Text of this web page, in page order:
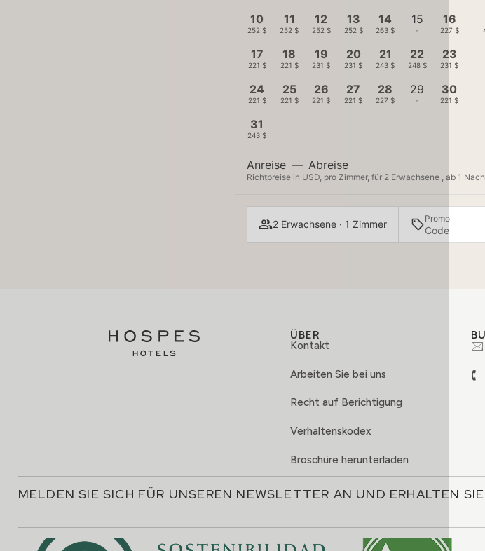
10
252 $
11
252 $
12
252 $
13
252 $
14
263 $
15
-
16
227 $
17
221 $
18
221 $
19
231 $
20
231 $
21
243 $
22
248 $
23
231 $
24
221 $
25
221 $
26
221 $
27
221 $
28
227 $
29
-
30
221 $
31
243 $
Anreise — Abreise
Richtpreise in USD, pro Zimmer, für 2 Erwachsene , ab 1
2 Erwachsene · 1 Zimmer Promo
ÜBER
Kontakt
Arbeiten Sie bei uns
Recht auf Berichtigung
Verhaltenskodex
Broschüre herunterladen
MELDEN SIE SICH FÜR UNSEREN NEWSLETTER AN UND ERHALTEN